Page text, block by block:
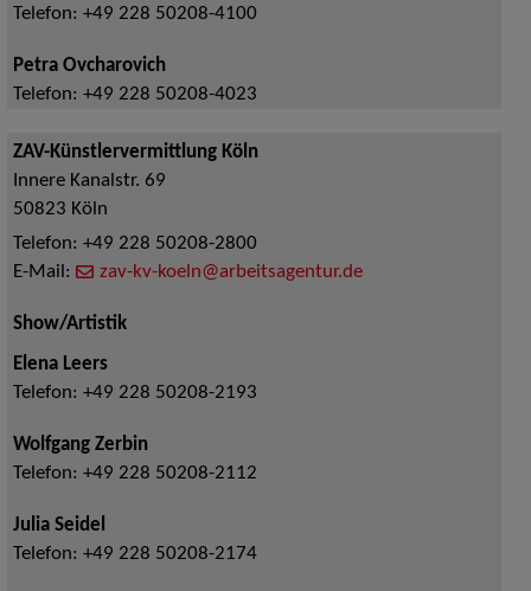
Telefon: +49 228 50208-4100
Petra Ovcharovich
Telefon: +49 228 50208-4023
ZAV-Künstlervermittlung Köln
Innere Kanalstr. 69
50823 Köln
Telefon: +49 228 50208-2800
E-Mail:
zav-kv-koeln@arbeitsagentur.de
Show/Artistik
Elena Leers
Telefon: +49 228 50208-2193
Wolfgang Zerbin
Telefon: +49 228 50208-2112
Julia Seidel
Telefon: +49 228 50208-2174